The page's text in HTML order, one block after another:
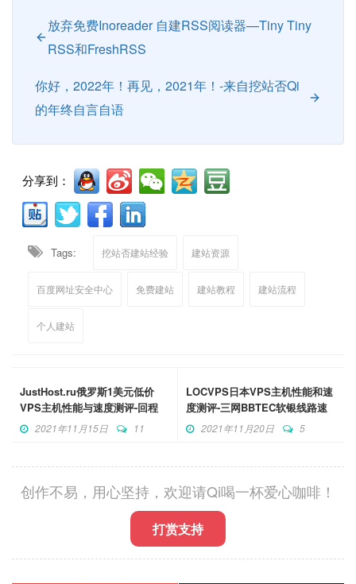
放弃免费Inoreader 自建RSS阅读器—Tiny Tiny
RSS和FreshRSS
你好，2022年！再见，2021年！-来自挖站否Qi
的年终自言自语
分享到：
Tags: 挖站否建站经验 建站资源
百度网址安全中心 免费建站 建站教程 建站流程
个人建站
JustHost.ru俄罗斯1美元低价
VPS主机性能与速度测评-回程
CN2 GT
2021年11月15日 11
LOCVPS日本VPS主机性能和速
度测评-三网BBTEC软银线路速
度快2021年11月20日 5
创作不易，用心坚持，欢迎请Qi喝一杯爱心咖啡！
打赏支持